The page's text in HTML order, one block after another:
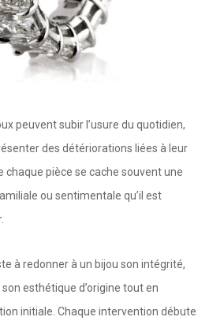
peuvent subir l’usure du quotidien,
des détériorations liées à leur
chaque pièce se cache souvent une
ou sentimentale qu’il est
à redonner à un bijou son intégrité,
esthétique d’origine tout en
initiale. Chaque intervention débute